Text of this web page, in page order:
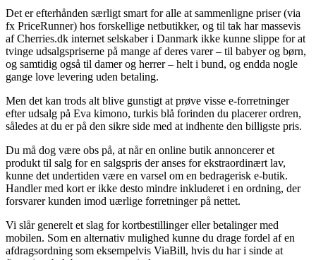
Det er efterhånden særligt smart for alle at sammenligne priser (via
fx PriceRunner) hos forskellige netbutikker, og til tak har massevis
af Cherries.dk internet selskaber i Danmark ikke kunne slippe for at
tvinge udsalgspriserne på mange af deres varer – til babyer og børn,
og samtidig også til damer og herrer – helt i bund, og endda nogle
gange love levering uden betaling.
Men det kan trods alt blive gunstigt at prøve visse e-forretninger
efter udsalg på Eva kimono, turkis blå forinden du placerer ordren,
således at du er på den sikre side med at indhente den billigste pris.
Du må dog være obs på, at når en online butik annoncerer et
produkt til salg for en salgspris der anses for ekstraordinært lav,
kunne det undertiden være en varsel om en bedragerisk e-butik.
Handler med kort er ikke desto mindre inkluderet i en ordning, der
forsvarer kunden imod uærlige forretninger på nettet.
Vi slår generelt et slag for kortbestillinger eller betalinger med
mobilen. Som en alternativ mulighed kunne du drage fordel af en
afdragsordning som eksempelvis ViaBill, hvis du har i sinde at